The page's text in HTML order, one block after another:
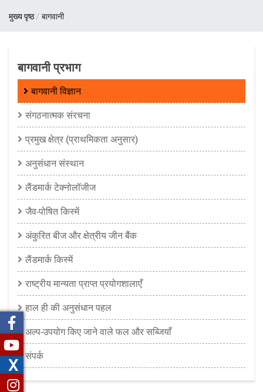
पग
मुख्य पृष्ठ बागवानी
बागवानी प्रभाग
बागवानी विज्ञान
संगठनात्मक संरचना
प्रमुख क्षेत्र (प्राथमिकता अनुसार)
अनुसंधान संस्थान
लैंडमार्क टेक्नोलॉजीज
जैव-पोषित किस्में
अंकुरित बीज और क्षेत्रीय जीन बैंक
लैंडमार्क किस्में
राष्ट्रीय मान्यता प्राप्त प्रयोगशालाएँ
हाल ही की अनुसंधान पहल
अल्प-उपयोग किए जाने वाले फल और सब्जियाँ
संपर्क
X